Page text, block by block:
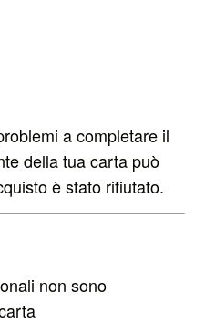
a completare il
della tua carta può
è stato rifiutato.
non sono